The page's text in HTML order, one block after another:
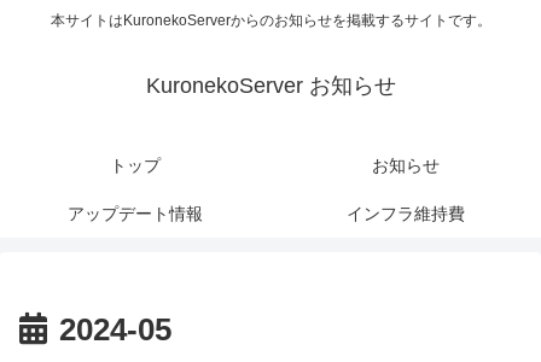
本サイトはKuronekoServerからのお知らせを掲載するサイトです。
KuronekoServer お知らせ
トップ お知らせ
アップデート情報 インフラ維持費
2024-05